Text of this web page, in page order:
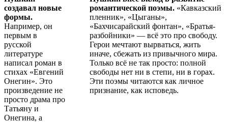
создавал новые
формы.
Например, он
первым в
русской
литературе
написал роман в
стихах «Евгений
Онегин». Это
произведение не
просто драма про
Татьяну и
Онегина, а
романтической поэмы. «Кавказский
пленник», «Цыганы»,
«Бахчисарайский фонтан», «Братья-
разбойники» — всё это про свободу.
Герои мечтают вырваться, жить
иначе, сбежать из привычного мира.
Только всё не так просто: полной
свободы нет ни в степи, ни в горах.
Эти поэмы читаются как личное
признание, как исповедь.